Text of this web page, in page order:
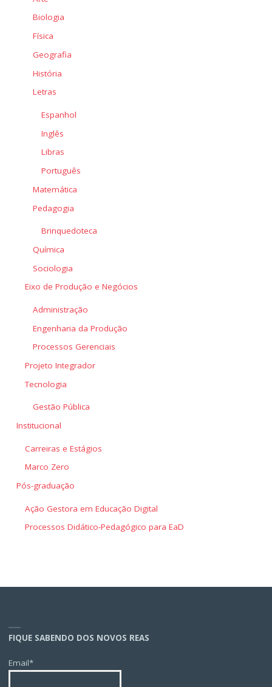
Biologia
Física
Geografia
História
Letras
Espanhol
Inglês
Libras
Português
Matemática
Pedagogia
Brinquedoteca
Química
Sociologia
Eixo de Produção e Negócios
Administração
Engenharia da Produção
Processos Gerenciais
Projeto Integrador
Tecnologia
Gestão Pública
Institucional
Carreiras e Estágios
Marco Zero
Pós-graduação
Ação Gestora em Educação Digital
Processos Didático-Pedagógico para EaD
FIQUE SABENDO DOS NOVOS REAS
Email*